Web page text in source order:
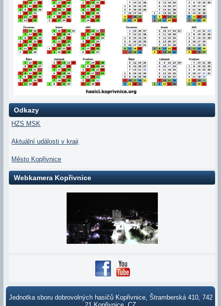
Odkazy
HZS MSK
Aktuální události v kraji
Město Kopřivnice
Webkamera Kopřivnice
Jednotka sboru dobrovolných hasičů Kopřivnice, Štramberská 410, 742